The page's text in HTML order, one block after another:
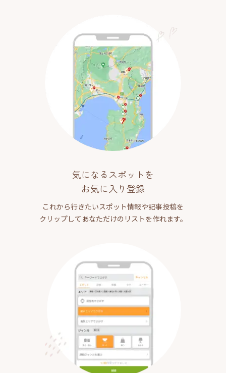
気になるスポットを
お気に入り登録
これから行きたいスポット情報や記事投稿を
クリップしてあなただけのリストを作れます。